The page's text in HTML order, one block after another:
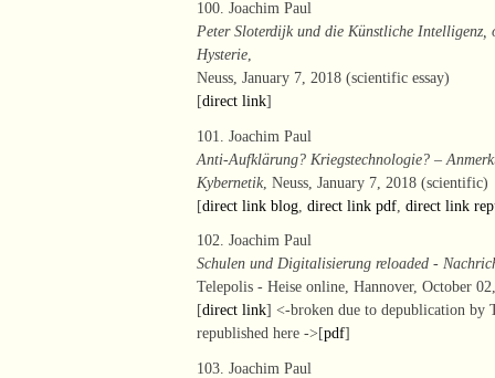
100. Joachim Paul
Peter Sloterdijk und die Künstliche Intelligenz,
Hysterie
Neuss, January 7, 2018 (scientific essay)
[direct link]
101. Joachim Paul
Anti-Aufklärung? Kriegstechnologie? –
Kybernetik, Neuss, January 7, 2018 (scientific)
[direct link blog direct link pdf direct link
102. Joachim Paul
Schulen und Digitalisierung reloaded -
Telepolis - Heise online, Hannover, October
[direct link] <-broken due to depublication by
republished here ->[pdf]
103. Joachim Paul